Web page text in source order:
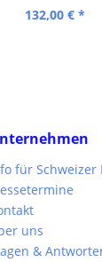
132,00 € *
für
uns
&